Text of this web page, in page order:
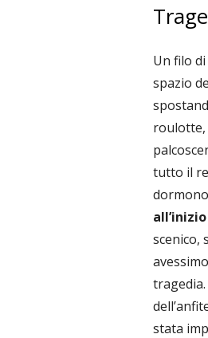
Un filo
spazio
roulotte,
tutto il
scenico,
stata